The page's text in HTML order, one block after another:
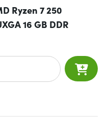
Ryzen 7 250
16 GB DDR